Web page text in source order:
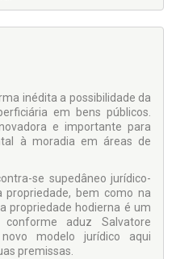
inédita a possibilidade da
em bens públicos.
e importante para
à moradia em áreas de
se supedâneo jurídico-
bem como na
propriedade hodierna é um
aduz Salvatore
modelo jurídico aqui
premissas.